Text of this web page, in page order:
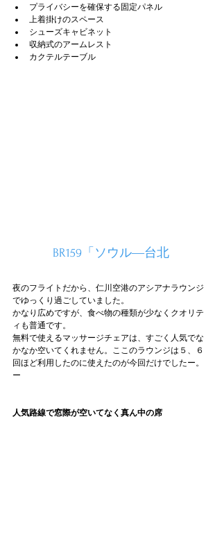
プライバシーを確保する固定パネル
上着掛けのスペース
シューズキャビネット
収納式のアームレスト
カクテルテーブル
BR159「ソウル―台北
夜のフライトだから、仁川空港のアシアナラウンジ
でゆっくり過ごしていました。
かなり広めですが、食べ物の種類が少なくクオリテ
ィも普通です。
無料で使えるマッサージチェアは、すごく人気でな
かなか空いてくれません。ここのラウンジは５、６
回ほど利用したのに使えたのが今回だけでしたー。
ー
人気路線で窓際が空いてなく真ん中の席